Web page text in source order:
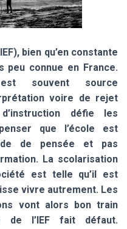
bien qu’en constante
connue en France.
est souvent source
voire de rejet
défie les
que l’école est
de pensée et pas
La scolarisation
est telle qu’il est
vivre autrement. Les
vont alors bon train
de l’IEF fait défaut.